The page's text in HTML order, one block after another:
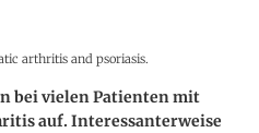
arthritis and psoriasis.
bei vielen Patienten mit
auf. Interessanterweise